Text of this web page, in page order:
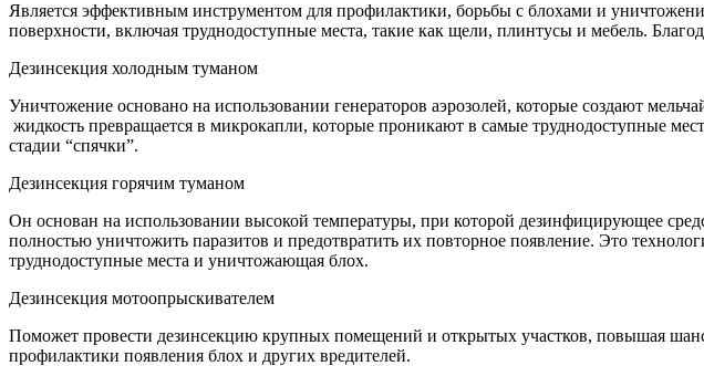
Является эффективным инструментом для профилактики, борьбы с блохами и
поверхности, включая труднодоступные места, такие как щели, плинтусы и мебель.
Дезинсекция холодным туманом
Уничтожение основано на использовании генераторов аэрозолей, которые создают
жидкость превращается в микрокапли, которые проникают в самые труднодоступные
стадии “спячки”.
Дезинсекция горячим туманом
Он основан на использовании высокой температуры, при которой дезинфицирующее
полностью уничтожить паразитов и предотвратить их повторное появление. Это
труднодоступные места и уничтожающая блох.
Дезинсекция мотоопрыскивателем
Поможет провести дезинсекцию крупных помещений и открытых участков, повышая
профилактики появления блох и других вредителей.